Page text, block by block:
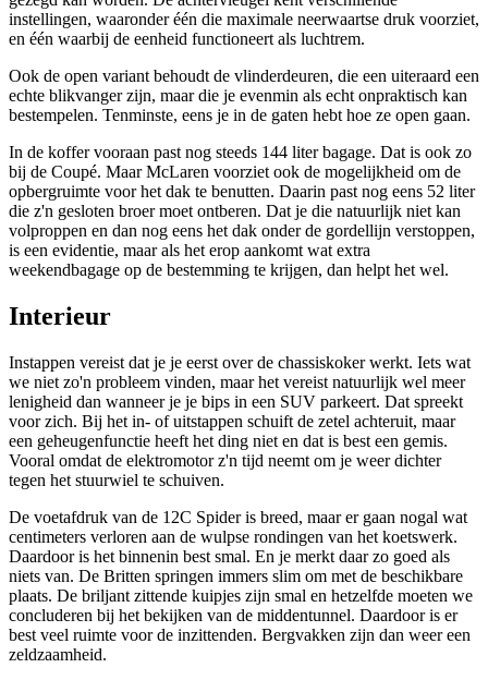
instellingen, waaronder één die maximale neerwaartse druk voorziet,
en één waarbij de eenheid functioneert als luchtrem.
Ook de open variant behoudt de vlinderdeuren, die een uiteraard een
echte blikvanger zijn, maar die je evenmin als echt onpraktisch kan
bestempelen. Tenminste, eens je in de gaten hebt hoe ze open gaan.
In de koffer vooraan past nog steeds 144 liter bagage. Dat is ook zo
bij de Coupé. Maar McLaren voorziet ook de mogelijkheid om de
opbergruimte voor het dak te benutten. Daarin past nog eens 52 liter
die z'n gesloten broer moet ontberen. Dat je die natuurlijk niet kan
volproppen en dan nog eens het dak onder de gordellijn verstoppen,
is een evidentie, maar als het erop aankomt wat extra
weekendbagage op de bestemming te krijgen, dan helpt het wel.
Interieur
Instappen vereist dat je je eerst over de chassiskoker werkt. Iets wat
we niet zo'n probleem vinden, maar het vereist natuurlijk wel meer
lenigheid dan wanneer je je bips in een SUV parkeert. Dat spreekt
voor zich. Bij het in- of uitstappen schuift de zetel achteruit, maar
een geheugenfunctie heeft het ding niet en dat is best een gemis.
Vooral omdat de elektromotor z'n tijd neemt om je weer dichter
tegen het stuurwiel te schuiven.
De voetafdruk van de 12C Spider is breed, maar er gaan nogal wat
centimeters verloren aan de wulpse rondingen van het koetswerk.
Daardoor is het binnenin best smal. En je merkt daar zo goed als
niets van. De Britten springen immers slim om met de beschikbare
plaats. De briljant zittende kuipjes zijn smal en hetzelfde moeten we
concluderen bij het bekijken van de middentunnel. Daardoor is er
best veel ruimte voor de inzittenden. Bergvakken zijn dan weer een
zeldzaamheid.